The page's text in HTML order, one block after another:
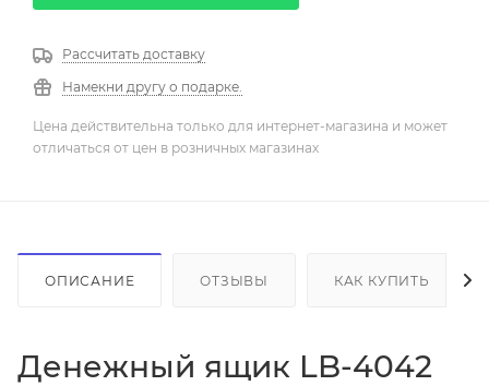
Рассчитать доставку
Намекни другу о подарке.
Цена действительна только для интернет-магазина и может
отличаться от цен в розничных магазинах
ОПИСАНИЕ ОТЗЫВЫ КАК КУПИТЬ
Денежный ящик LB-4042